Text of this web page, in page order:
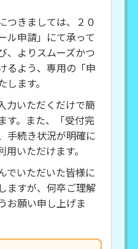
つきましては、２０
ル申請」にて承って
、よりスムーズかつ
るよう、専用の「申
ます。
力いただくだけで簡
す。また、「受付完
手続き状況が明確に
いただけます。
でいただいた皆様に
ますが、何卒ご理解
お願い申し上げま